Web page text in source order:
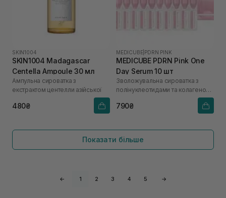
SKIN1004
SKIN1004 Madagascar
Centella Ampoule 30 мл
Ампульна сироватка з
екстрактом центелли азійської
480₴
MEDICUBE PDRN PINK
MEDICUBE PDRN Pink One
Day Serum 10 шт
Зволожувальна сироватка з
полінуклеотидами та колагеном
790₴
Показати більше
← 1 2 3 4 5 →